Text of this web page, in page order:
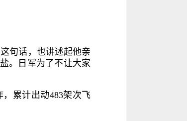
句话，也讲述起他亲
。日军为了不让大家
累计出动483架次飞